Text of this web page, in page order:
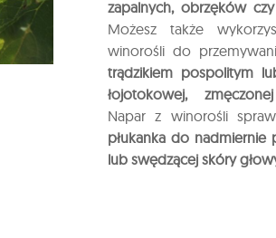
zapalnych, obrzęków
Możesz także
winorośli do
trądzikiem pospolitym
łojotokowej,
Napar z winorośli
płukanka do nadmiernie
lub swędzącej skóry